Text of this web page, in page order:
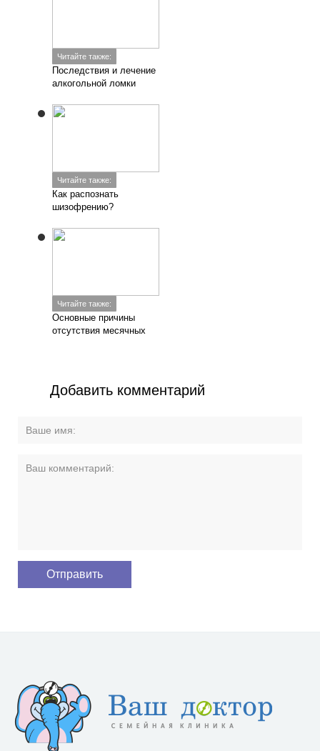
Читайте также:
Последствия и лечение
алкогольной ломки
Читайте также:
Как распознать
шизофрению?
Читайте также:
Основные причины
отсутствия месячных
Добавить комментарий